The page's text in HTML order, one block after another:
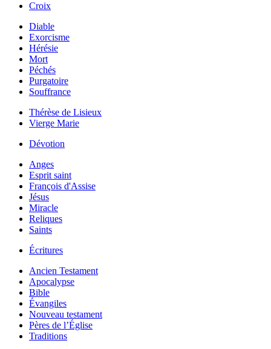
Croix
Diable
Exorcisme
Hérésie
Mort
Péchés
Purgatoire
Souffrance
Thérèse de Lisieux
Vierge Marie
Dévotion
Anges
Esprit saint
François d'Assise
Jésus
Miracle
Reliques
Saints
Écritures
Ancien Testament
Apocalypse
Bible
Évangiles
Nouveau testament
Pères de l’Église
Traditions